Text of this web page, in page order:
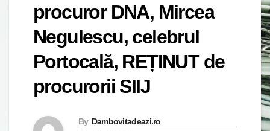
procuror DNA, Mircea
Negulescu, celebrul
Portocală, REȚINUT de
procurorii SIIJ
By Dambovitadeazi.ro